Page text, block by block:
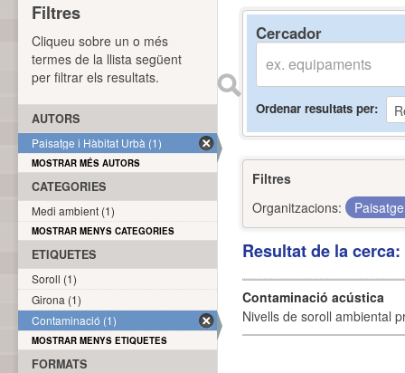
Cercador
Ordenar resultats per
Filtres
Organitzacions:
Resultat de la
Contaminació acústica
Nivells de soroll ambiental
Filtres
Cliqueu sobre un o més
termes de la llista següent
per filtrar els resultats.
AUTORS
Paisatge i Hàbitat Urbà (1)
MOSTRAR MÉS AUTORS
CATEGORIES
Medi ambient (1)
MOSTRAR MENYS CATEGORIES
ETIQUETES
Soroll (1)
Girona (1)
Contaminació (1)
MOSTRAR MENYS ETIQUETES
FORMATS